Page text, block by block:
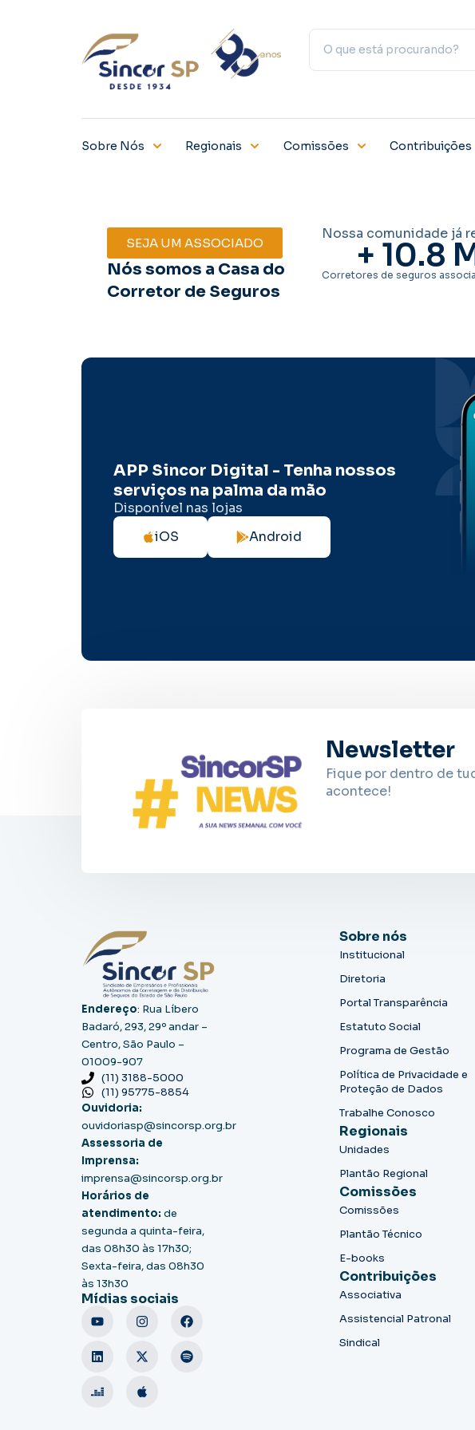
Sobre Nós Regionais Comissões Contribuições
SEJA UM ASSOCIADO
Nós somos a Casa do
Corretor de Seguros
Nossa comunidade já
+ 10.8
Corretores de seguros
APP Sincor Digital - Tenha nossos
serviços na palma da mão
Disponível nas lojas
iOS
Android
Newsletter
Fique por dentro de
acontece!
Endereço: Rua Líbero
Badaró, 293, 29º andar –
Centro, São Paulo –
01009-907
(11) 3188-5000
(11) 95775-8854
Ouvidoria:
ouvidoriasp@sincorsp.org.br
Assessoria de
Imprensa:
imprensa@sincorsp.org.br
Horários de
atendimento: de
segunda a quinta-feira,
das 08h30 às 17h30;
Sexta-feira, das 08h30
às 13h30
Mídias sociais
Sobre nós
Institucional
Diretoria
Portal Transparência
Estatuto Social
Programa de Gestão
Política de Privacidade e
Proteção de Dados
Trabalhe Conosco
Regionais
Unidades
Plantão Regional
Comissões
Comissões
Plantão Técnico
E-books
Contribuições
Associativa
Assistencial Patronal
Sindical